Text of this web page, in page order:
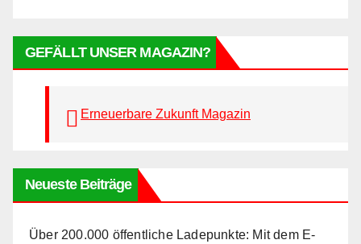
GEFÄLLT UNSER MAGAZIN?
Erneuerbare Zukunft Magazin
Neueste Beiträge
Über 200.000 öffentliche Ladepunkte: Mit dem E-